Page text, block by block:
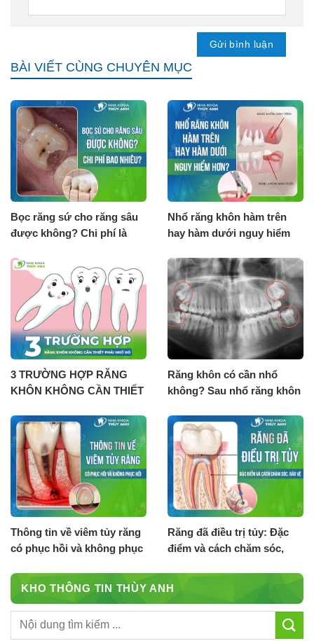
BÀI VIẾT CÙNG CHUYÊN MỤC
Bọc răng sứ cho răng sâu
được không? Chi phí là
Nhổ răng khôn hàm trên
hay hàm dưới nguy hiểm
3 TRƯỜNG HỢP RĂNG
KHÔN KHÔNG CẦN THIẾT
Răng khôn có cần nhổ
không? Sau nhổ răng khôn
Thông tin về viêm tủy răng
có phục hồi và không phục
Răng đã điều trị tủy: Đặc
điểm và cách chăm sóc,
KHO THÔNG TIN THÙY ANH